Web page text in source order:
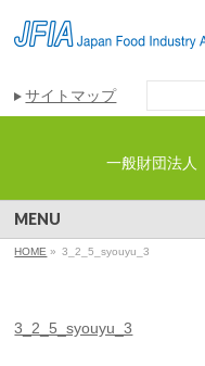
サイトマップ
一般財団法人
MENU
HOME » 3_2_5_syouyu_3
3_2_5_syouyu_3